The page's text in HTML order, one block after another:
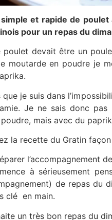
et rapide de poulet
pour un repas du
poulet devait être un
moutarde en poudre je
que je suis dans
Je ne sais donc
mais avec du
la recette du Gratin
l’accompagnement
à sérieusement
de repas du
clé en main.
un très bon repas du